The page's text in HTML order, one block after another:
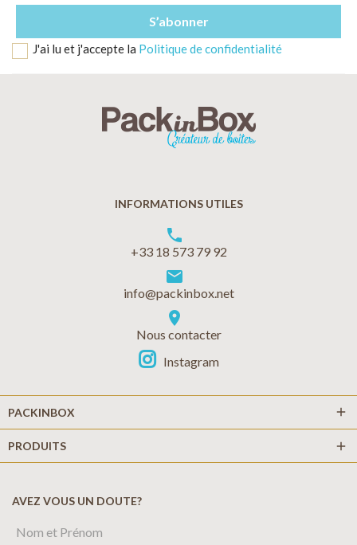
J'ai lu et j'accepte la Politique de confidentialité
INFORMATIONS UTILES
phone
+33 18 573 79 92
markunread
info@packinbox.net
location_on
Nous contacter
Instagram
PACKINBOX add
PRODUITS add
AVEZ VOUS UN DOUTE?